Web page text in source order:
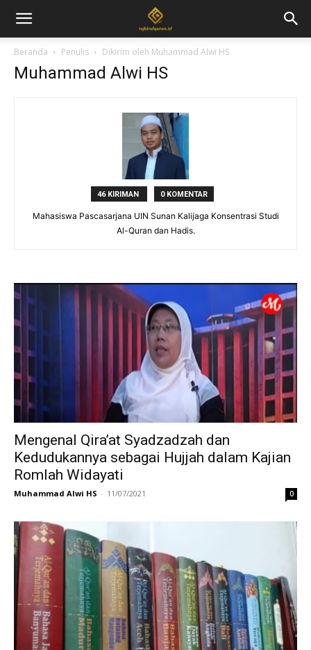
Beranda Penulis Dikirim oleh Muhammad Alwi HS
Muhammad Alwi HS
46 KIRIMAN 0 KOMENTAR
Mahasiswa Pascasarjana UIN Sunan Kalijaga Konsentrasi Studi
Al-Quran dan Hadis.
Mengenal Qira’at Syadzadzah dan
Kedudukannya sebagai Hujjah dalam Kajian
Romlah Widayati
Muhammad Alwi HS - 11/07/2021 0